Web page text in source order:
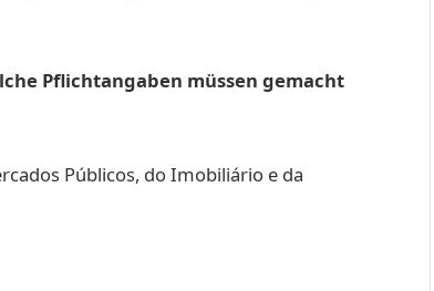
Pflichtangaben müssen gemacht
Públicos, do Imobiliário e da